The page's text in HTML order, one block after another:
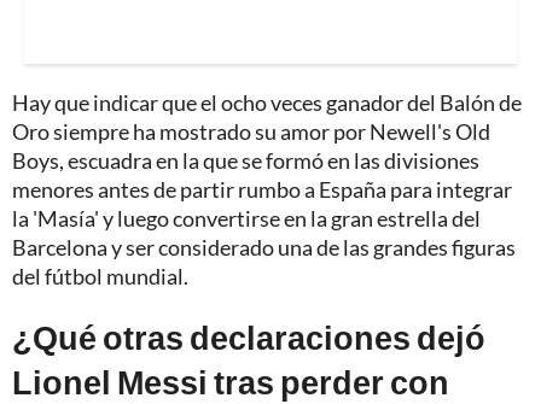
Hay que indicar que el ocho veces ganador del Balón de
Oro siempre ha mostrado su amor por Newell's Old
Boys, escuadra en la que se formó en las divisiones
menores antes de partir rumbo a España para integrar
la 'Masía' y luego convertirse en la gran estrella del
Barcelona y ser considerado una de las grandes figuras
del fútbol mundial.
¿Qué otras declaraciones dejó
Lionel Messi tras perder con